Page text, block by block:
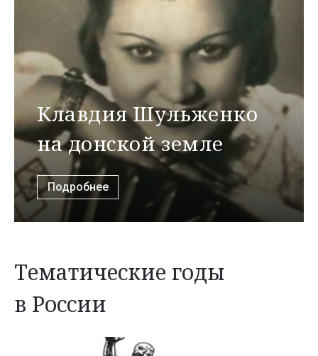
Клавдия Шульженко
на донской земле
Подробнее
Тематические годы
в России